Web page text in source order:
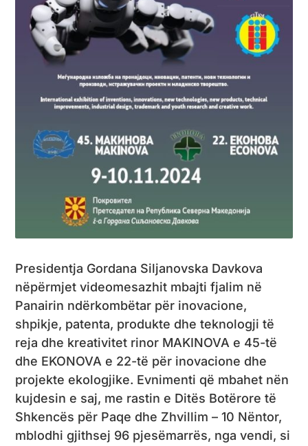
Presidentja Gordana Siljanovska Davkova
nëpërmjet videomesazhit mbajti fjalim në
Panairin ndërkombëtar për inovacione,
shpikje, patenta, produkte dhe teknologji të
reja dhe kreativitet rinor MAKINOVA e 45-të
dhe EKONOVA e 22-të për inovacione dhe
projekte ekologjike. Evnimenti që mbahet nën
kujdesin e saj, me rastin e Ditës Botërore të
Shkencës për Paqe dhe Zhvillim – 10 Nëntor,
mblodhi gjithsej 96 pjesëmarrës, nga vendi, si